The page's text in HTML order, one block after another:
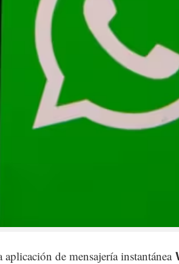
aplicación de mensajería instantánea